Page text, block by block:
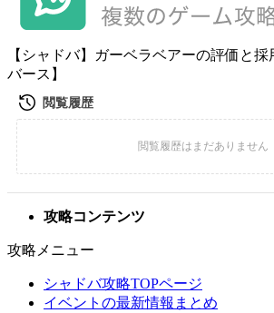
【シャドバ】ガーベラベアーの評価と
バース】
攻略コンテンツ
攻略メニュー
シャドバ攻略TOPページ
イベントの最新情報まとめ